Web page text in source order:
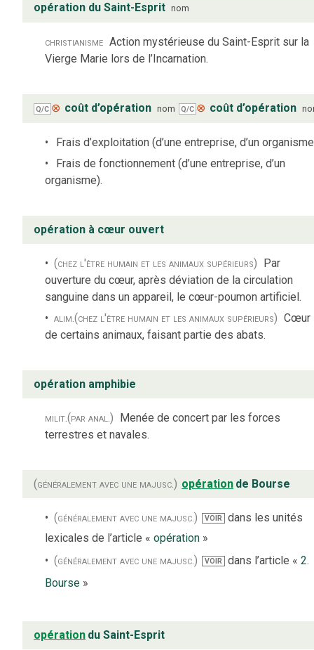
opération du Saint-Esprit nom
christianisme Action mystérieuse du Saint-Esprit sur la
Vierge Marie lors de l’Incarnation.
Q/C ⊗ coût d’opération nom Q/C ⊗ coût d’opération
Frais d’exploitation (d’une entreprise, d’un
Frais de fonctionnement (d’une entreprise, d’un
organisme).
opération à cœur ouvert
(chez l'être humain et les animaux supérieurs) Par
ouverture du cœur, après déviation de la circulation
sanguine dans un appareil, le cœur-poumon artificiel.
alim.(chez l'être humain et les animaux supérieurs) Cœur
de certains animaux, faisant partie des abats.
opération amphibie
milit.(par anal.) Menée de concert par les forces
terrestres et navales.
(généralement avec une majusc.) opération de Bourse
(généralement avec une majusc.) VOIR dans les unités
lexicales de l’article « opération »
(généralement avec une majusc.)
VOIR dans l’article « 2.
Bourse »
opération du Saint-Esprit